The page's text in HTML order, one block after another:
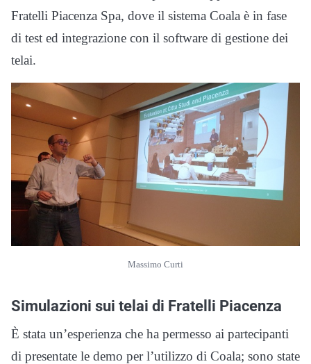
Fratelli Piacenza Spa, dove il sistema Coala è in fase
di test ed integrazione con il software di gestione dei
telai.
Massimo Curti
Simulazioni sui telai di Fratelli Piacenza
È stata un’esperienza che ha permesso ai partecipanti
di presentate le demo per l’utilizzo di Coala; sono state